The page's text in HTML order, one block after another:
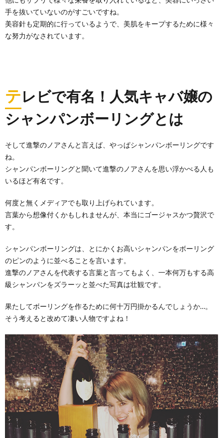
手を抜いていないのがすごいですね。
美容針も定期的に行っているようで、美肌をキープするために様々
な努力がなされています。
テレビで有名！人気キャバ嬢の
シャンパンボーリングとは
そして進撃のノアさんと言えば、やっぱシャンパンボーリングです
ね。
シャンパンボーリングと聞いて進撃のノアさんを思い浮かべる人も
いるほど有名です。
何度と無くメディアでも取り上げられています。
言葉から想像付くかもしれませんが、本当にゴージャスかつ贅沢で
す。
シャンパンボーリングは、とにかくお高いシャンパンをボーリング
のピンのように並べることを言います。
進撃のノアさんを代表する言葉と言ってもよく、一本何万もする高
級シャンパンをズラーッと並べた写真は壮観です。
果たしてボーリングを作るために何十万円掛かるんでしょうか…。
そう考えると改めて凄い人物ですよね！